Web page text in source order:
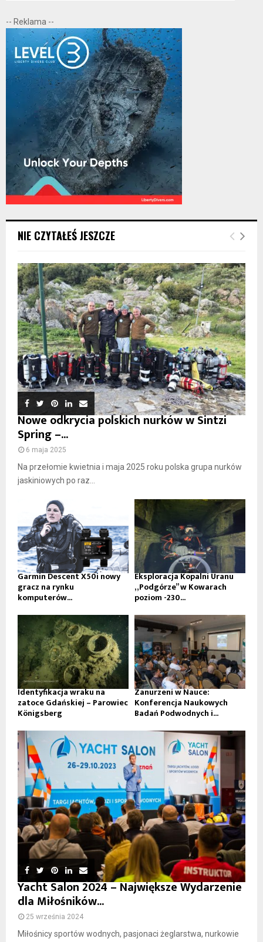
-- Reklama --
NIE CZYTAŁEŚ JESZCZE
Nowe odkrycia polskich nurków w Sintzi
Spring –...
6 maja 2025
Na przełomie kwietnia i maja 2025 roku polska grupa nurków
jaskiniowych po raz...
Garmin Descent X50i nowy
gracz na rynku
komputerów...
Eksploracja Kopalni Uranu
„Podgórze” w Kowarach
poziom -230...
Identyfikacja wraku na
zatoce Gdańskiej – Parowiec
Königsberg
Zanurzeni w Nauce:
Konferencja Naukowych
Badań Podwodnych i...
Yacht Salon 2024 – Największe Wydarzenie
dla Miłośników...
25 września 2024
Miłośnicy sportów wodnych, pasjonaci żeglarstwa, nurkowie